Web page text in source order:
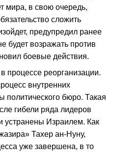
мира, в свою очередь,
сложить
предупредил ранее
будет возражать против
боевые действия.
реорганизации.
внутренних
политического бюро. Такая
гибели ряда лидеров
устранены Израилем. Как
Тахер ан-Нуну,
уже завершена, в то